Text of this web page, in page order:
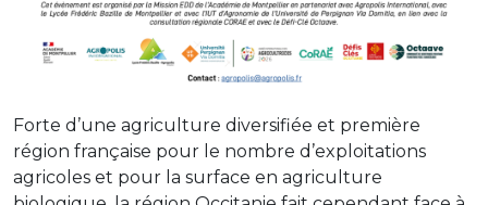
Forte d’une agriculture diversifiée et première
région française pour le nombre d’exploitations
agricoles et pour la surface en agriculture